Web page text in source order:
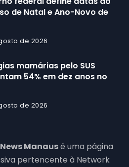
de Natal e Ano-Novo de
de 2026
mamárias pelo SUS
54% em dez anos no
de 2026
Manausé uma página
pertencente à Network